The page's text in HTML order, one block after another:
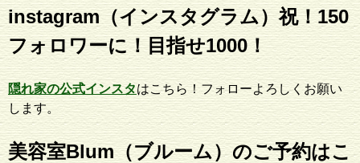
instagram（インスタグラム）祝！150
フォロワーに！目指せ1000！
隠れ家の公式インスタはこちら！フォローよろしくお願い
します。
美容室Blum（ブルーム）のご予約はこ